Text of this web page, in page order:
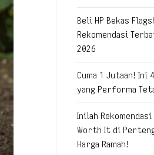
Beli HP Bekas
Rekomendasi
2026
Cuma 1 Jutaan! Ini
yang Performa
Inilah
Worth It di
Harga Ramah!